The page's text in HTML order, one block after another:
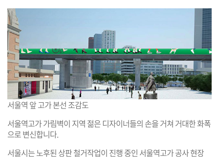
포
털
U 공 기
게
변
하
기
기
작
게
변
경
하
기
서울역 앞 고가 본선 조감도
서울역고가 가림벽이 지역 젊은 디자이너들의 손을 거쳐 거대한 화폭
으로 변신합니다.
서울시는 노후된 상판 철거작업이 진행 중인 서울역고가 공사 현장